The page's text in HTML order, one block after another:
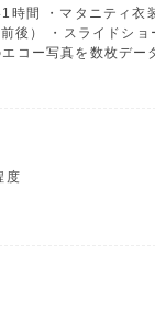
時間 ・マタニティ衣
後） ・スライドショ
コー写真を数枚デー
度